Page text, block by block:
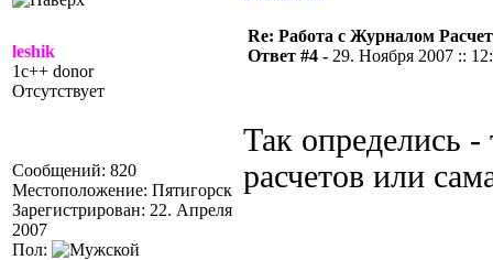
leshik
1c++ donor
Отсутствует
Сообщений: 820
Местоположение: Пятигорск
Зарегистрирован: 22. Апреля
2007
Пол:
Re: Работа с Журналом
Ответ #4 - 29. Ноября 2007 ::
Так определись
расчетов или